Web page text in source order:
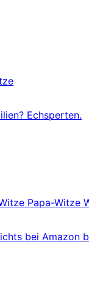
Echsperten.
Papa-Witze
bei